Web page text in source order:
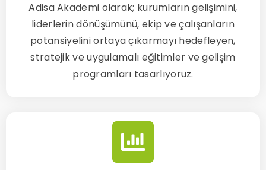
Adisa Akademi olarak; kurumların gelişimini,
liderlerin dönüşümünü, ekip ve çalışanların
potansiyelini ortaya çıkarmayı hedefleyen,
stratejik ve uygulamalı eğitimler ve gelişim
programları tasarlıyoruz.